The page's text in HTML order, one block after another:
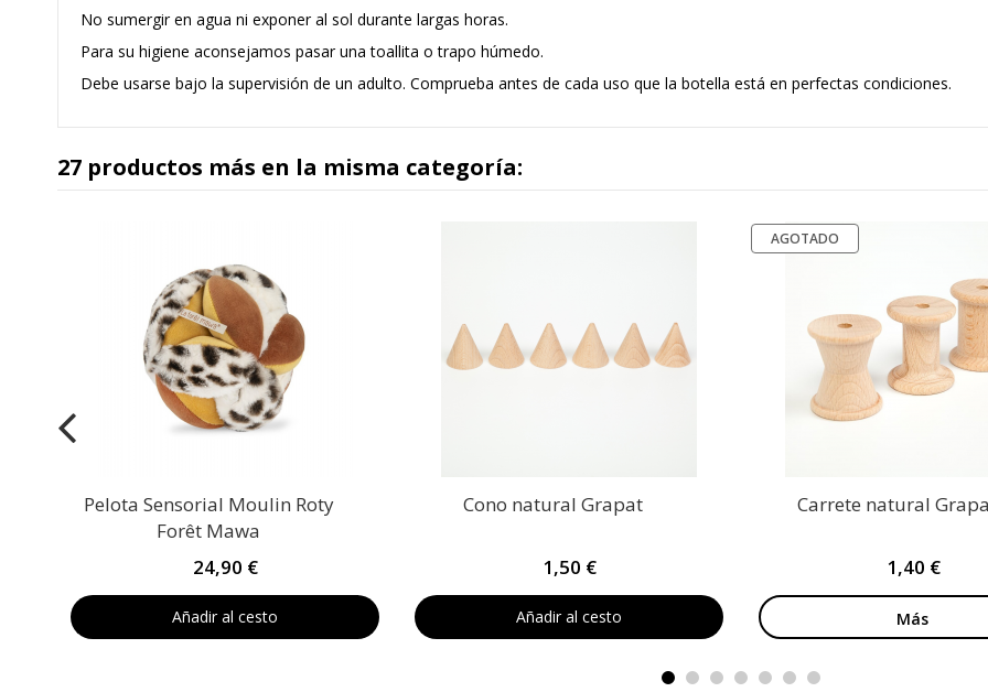
No sumergir en agua ni exponer al sol durante largas horas.
Para su higiene aconsejamos pasar una toallita o trapo húmedo.
Debe usarse bajo la supervisión de un adulto. Comprueba antes de cada uso que la botella está en perfectas condiciones.
27 productos más en la misma categoría:
Pelota Sensorial Moulin Roty
Forêt Mawa
24,90 €
Añadir al cesto
Cono natural Grapat
1,50 €
Añadir al cesto
AGOTADO
Carrete natural
1,40 €
Más